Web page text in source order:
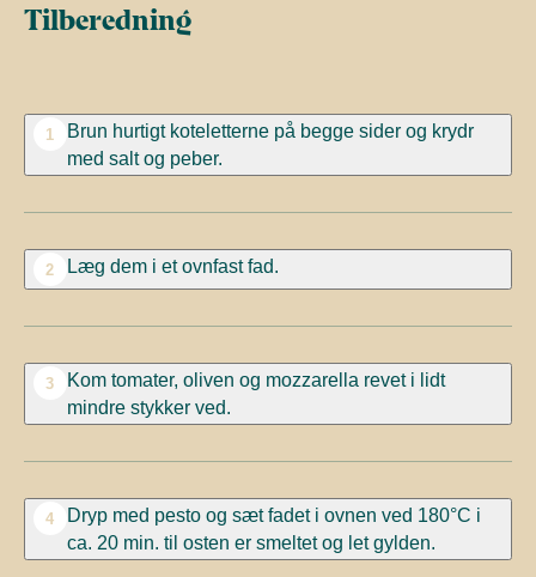
Tilberedning
1
Brun hurtigt koteletterne på begge sider og krydr
med salt og peber.
2 Læg dem i et ovnfast fad.
3
Kom tomater, oliven og mozzarella revet i lidt
mindre stykker ved.
4
Dryp med pesto og sæt fadet i ovnen ved 180°C i
ca. 20 min. til osten er smeltet og let gylden.